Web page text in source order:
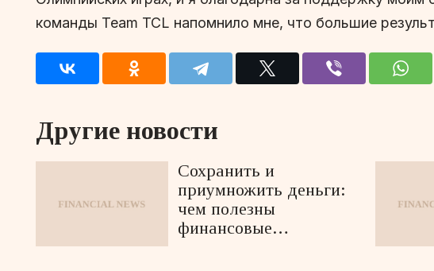
команды Team TCL напомнило мне, что большие
Другие новости
Сохранить и
приумножить деньги:
чем полезны
финансовые